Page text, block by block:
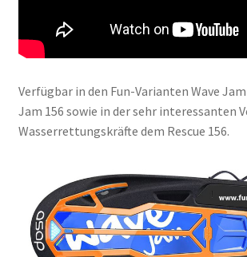
Verfügbar in den Fun-Varianten Wave Jam
Jam 156 sowie in der sehr interessanten
Wasserrettungskräfte dem Rescue 156.